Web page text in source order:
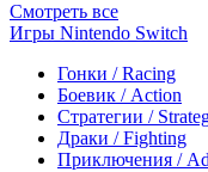
Смотреть все
Игры Nintendo Switch
Гонки / Racing
Боевик / Action
Стратегии /
Драки / Fighting
Приключения /